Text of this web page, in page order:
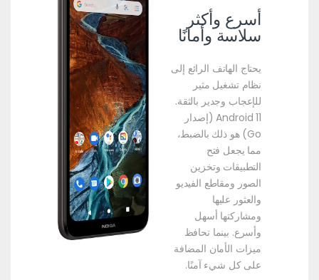
أسرع وأكثر
سلاسة وأمانًا
يحتاج الهاتف الرائع إلى
نظام تشغيل مثير
للإعجاب وجدير بالثقة.
Android 11 (إصدار
Go) هو ذلك بالضبط،
مما يجعل فتح
التطبيقات وتخزين
الصور ومقاطع الفيديو
والعثور عليها
ومشاركتها أسهل
وأسرع. بينما تحافظ
ميزات الأمان المضافة
على كل شيء آمنًا.